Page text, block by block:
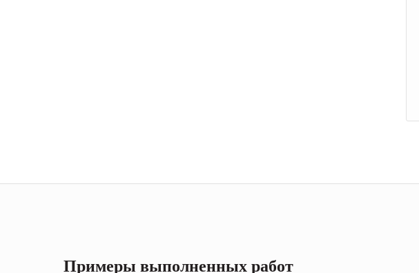
Примеры выполненных работ